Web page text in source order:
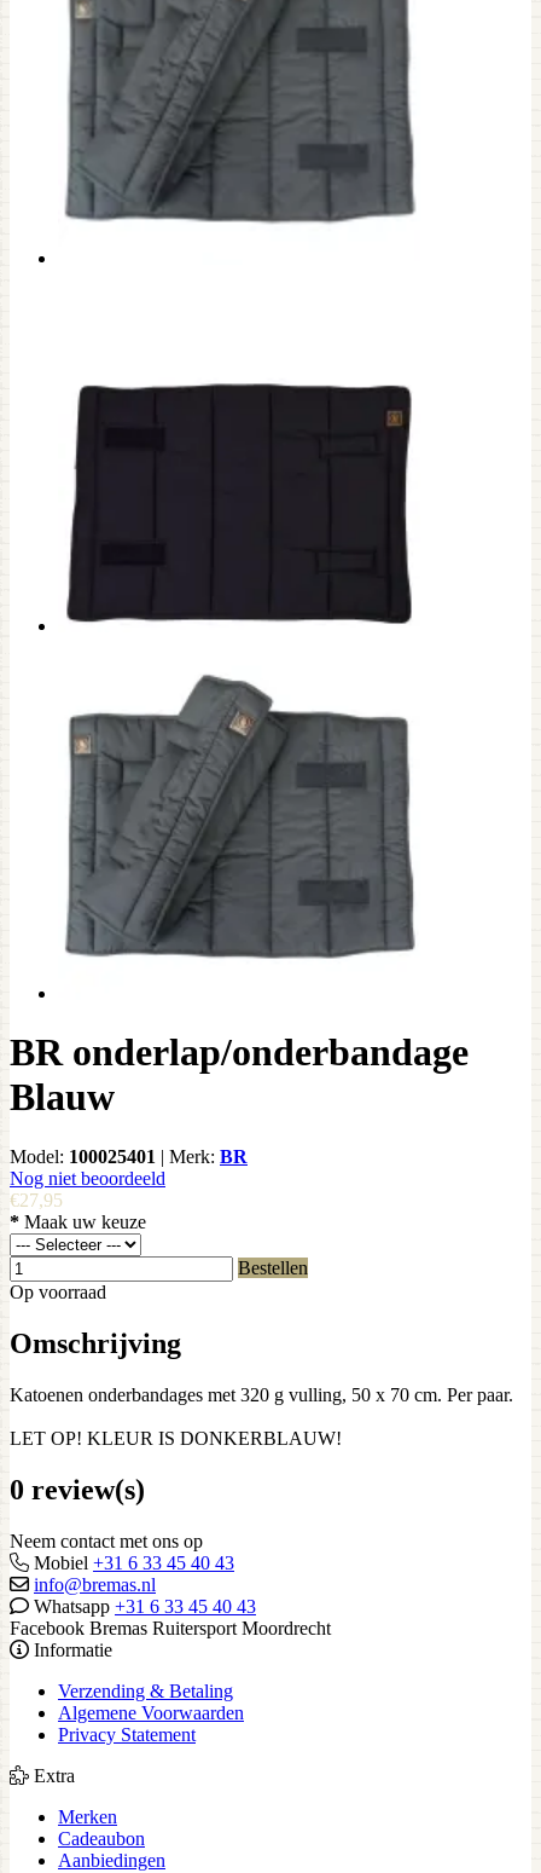
BR onderlap/onderbandage
Blauw
Model: 100025401 | Merk: BR
Nog niet beoordeeld
€27,95
* Maak uw keuze
Bestellen
Op voorraad
Omschrijving
Katoenen onderbandages met 320 g vulling, 50 x 70 cm. Per paar.
LET OP! KLEUR IS DONKERBLAUW!
0 review(s)
Neem contact met ons op
Mobiel +31 6 33 45 40 43
info@bremas.nl
Whatsapp +31 6 33 45 40 43
Facebook Bremas Ruitersport Moordrecht
Informatie
Verzending & Betaling
Algemene Voorwaarden
Privacy Statement
Extra
Merken
Cadeaubon
Aanbiedingen